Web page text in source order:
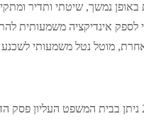
נמשך, שיטתי ותדיר
מוטל נטל משמעותי לשכנע כי